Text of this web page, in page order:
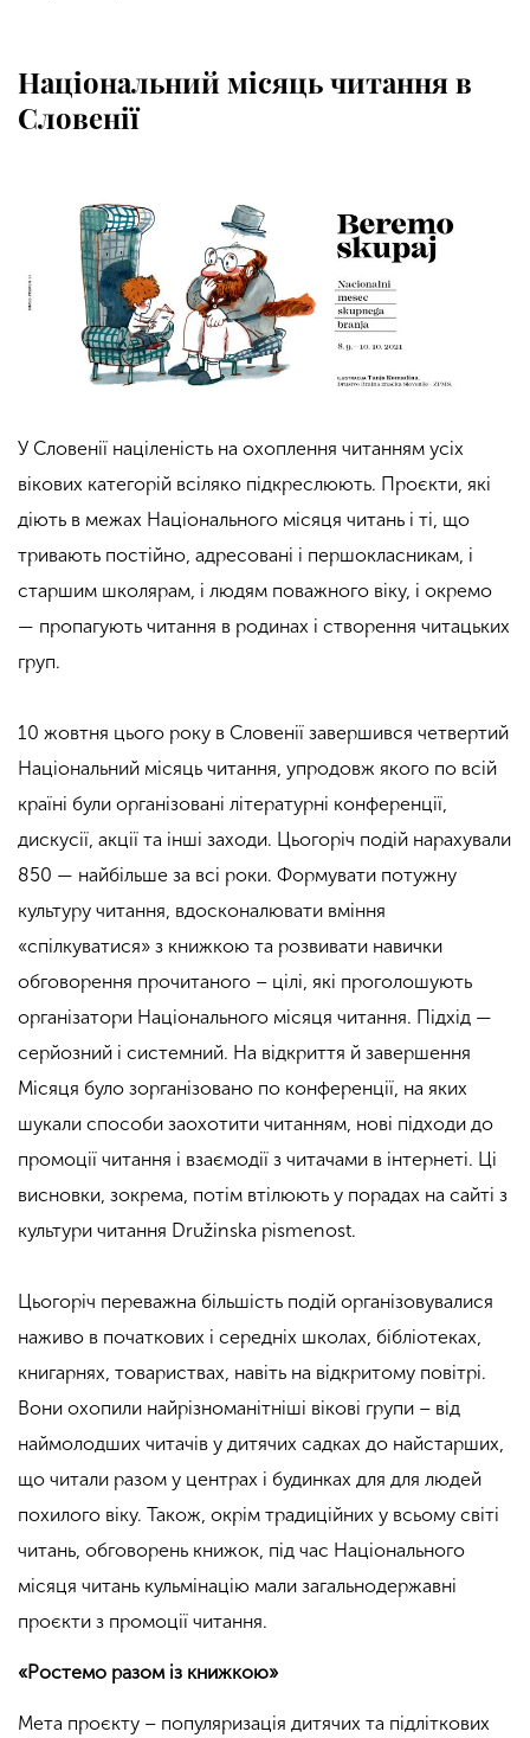
Національний місяць читання в
Словенії
У Словенії націленість на охоплення читанням усіх
вікових категорій всіляко підкреслюють. Проєкти, які
діють в межах Національного місяця читань і ті, що
тривають постійно, адресовані і першокласникам, і
старшим школярам, і людям поважного віку, і окремо
— пропагують читання в родинах і створення читацьких
груп.
10 жовтня цього року в Словенії завершився четвертий
Національний місяць читання, упродовж якого по всій
країні були організовані літературні конференції,
дискусії, акції та інші заходи. Цьогоріч подій нарахували
850 — найбільше за всі роки. Формувати потужну
культуру читання, вдосконалювати вміння
«спілкуватися» з книжкою та розвивати навички
обговорення прочитаного – цілі, які проголошують
організатори Національного місяця читання. Підхід —
серйозний і системний. На відкриття й завершення
Місяця було зорганізовано по конференції, на яких
шукали способи заохотити читанням, нові підходи до
промоції читання і взаємодії з читачами в інтернеті. Ці
висновки, зокрема, потім втілюють у порадах на сайті з
культури читання Družinska pismenost.
Цьогоріч переважна більшість подій організовувалися
наживо в початкових і середніх школах, бібліотеках,
книгарнях, товариствах, навіть на відкритому повітрі.
Вони охопили найрізноманітніші вікові групи – від
наймолодших читачів у дитячих садках до найстарших,
що читали разом у центрах і будинках для для людей
похилого віку. Також, окрім традиційних у всьому світі
читань, обговорень книжок, під час Національного
місяця читань кульмінацію мали загальнодержавні
проєкти з промоції читання.
«Ростемо разом із книжкою»
Мета проєкту – популяризація дитячих та підліткових